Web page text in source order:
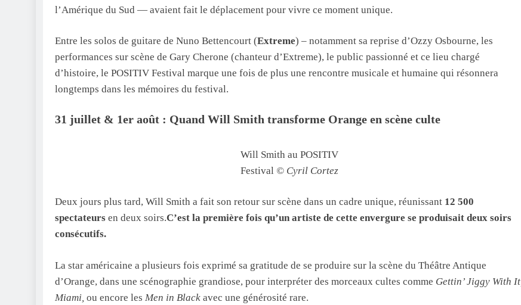
l’Amérique du Sud — avaient fait le déplacement pour vivre ce moment unique.
Entre les solos de guitare de Nuno Bettencourt (Extreme) – notamment sa reprise d’Ozzy Osbourne, les
performances sur scène de Gary Cherone (chanteur d’Extreme), le public passionné et ce lieu chargé
d’histoire, le POSITIV Festival marque une fois de plus une rencontre musicale et humaine qui résonnera
longtemps dans les mémoires du festival.
31 juillet & 1er août : Quand Will Smith transforme Orange en scène culte
Will Smith au POSITIV
Festival © Cyril Cortez
Deux jours plus tard, Will Smith a fait son retour sur scène dans un cadre unique, réunissant 12 500
spectateurs en deux soirs.C’est la première fois qu’un artiste de cette envergure se produisait deux soirs
consécutifs.
La star américaine a plusieurs fois exprimé sa gratitude de se produire sur la scène du Théâtre Antique
d’Orange, dans une scénographie grandiose, pour interpréter des morceaux cultes comme Gettin’ Jiggy With It,
Miami, ou encore les Men in Black avec une générosité rare.